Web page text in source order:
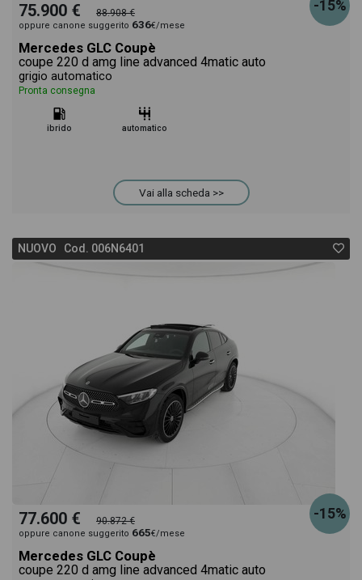
-15%
75.900 € 88.908 €
oppure canone suggerito 636€/mese
Mercedes GLC Coupè
coupe 220 d amg line advanced 4matic auto
grigio automatico
Pronta consegna
ibrido automatico
Vai alla scheda >>
NUOVO Cod. 006N6401
-15%
77.600 € 90.872 €
oppure canone suggerito 665€/mese
Mercedes GLC Coupè
coupe 220 d amg line advanced 4matic auto